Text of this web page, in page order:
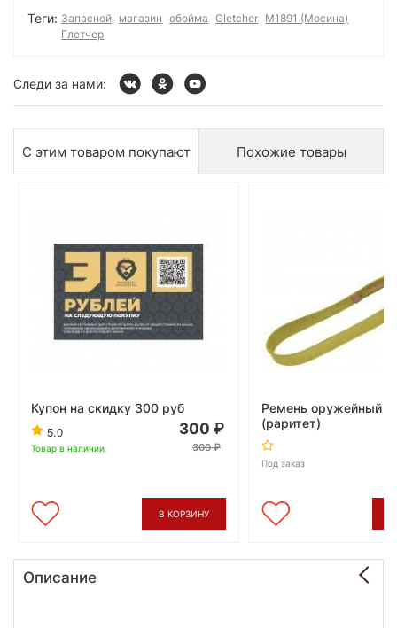
Теги: Запасной магазин обойма Gletcher M1891 (Мосина)
Глетчер
Следи за нами:
С этим товаром покупают Похожие товары
Купон на скидку 300 руб
5.0
Товар в наличии
300
300
В КОРЗИНУ
Ремень оружейный
(раритет)
Под заказ
Описание